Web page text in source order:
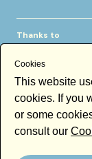
Thanks to
Cookies
This website
cookies. If you
or some
consult our